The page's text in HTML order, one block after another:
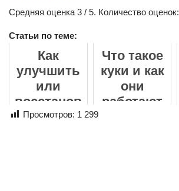
Средняя оценка 3 / 5. Количество оценок:
Статьи по теме:
Как
улучшить
или
восстанов
ить фото
Что такое
куки и как
они
работают
Просмотров: 1 299